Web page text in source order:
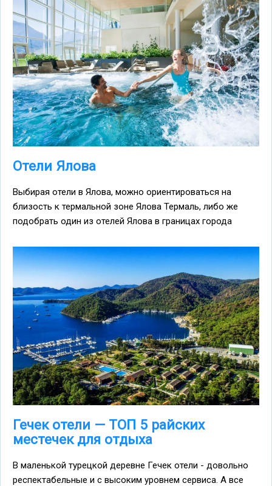
Отели Ялова
Выбирая отели в Ялова, можно ориентироваться на
близость к термальной зоне Ялова Термаль, либо же
подобрать один из отелей Ялова в границах города
Гечек отели — ТОП 5 райских
местечек для отдыха
В маленькой турецкой деревне Гечек отели - довольно
респектабельные и с высоким уровнем сервиса. А все